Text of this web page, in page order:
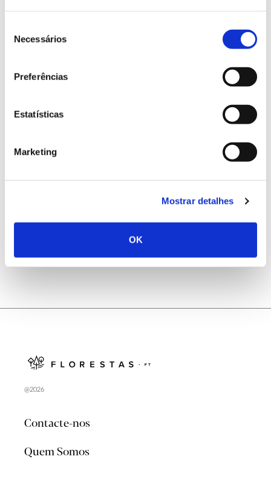
Necessários
Preferências
Estatísticas
Marketing
Mostrar detalhes
OK
cidadãos chamados a ajudar
Natureza e florestas procuram jovens voluntários
@2026
Contacte-nos
Quem Somos